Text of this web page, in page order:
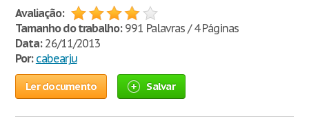
Avaliação:
Tamanho do trabalho:991 Palavras / 4 Páginas
Data:26/11/2013
Por: cabearju
Ler documento Salvar